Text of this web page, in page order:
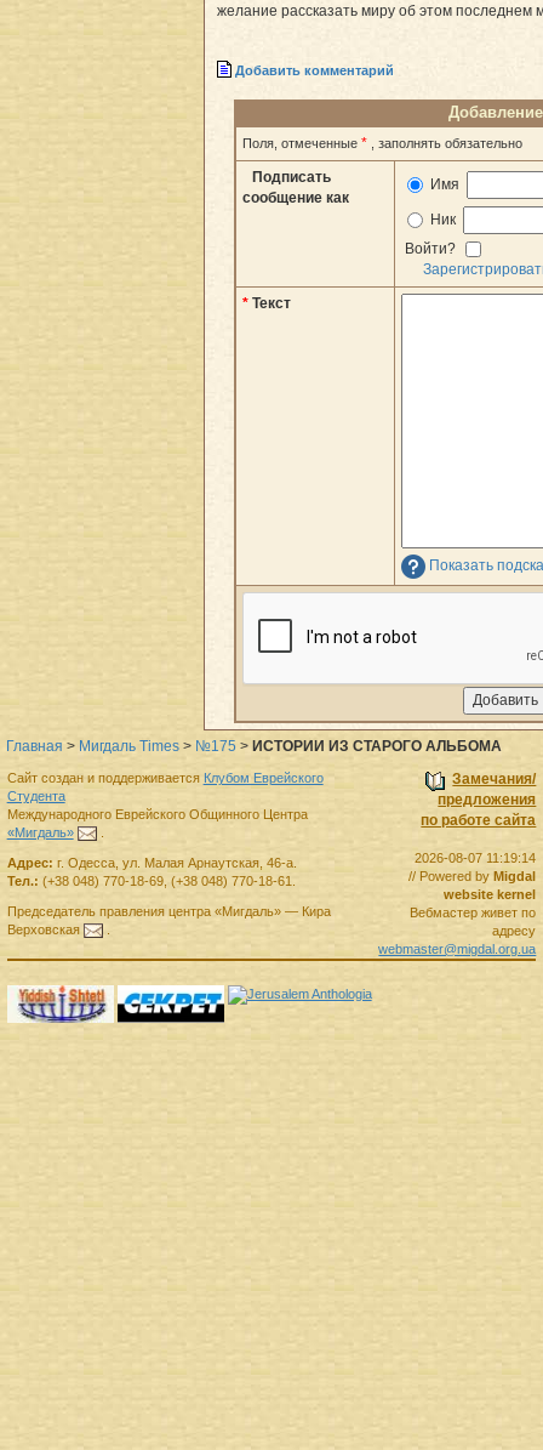
желание рассказать миру об этом
Добавить комментарий
Поля, отмеченные * , заполнять обязательно
Подписать
сообщение как
Имя
Ник
Войти?
* Текст
Показать
Главная > Мигдаль Times > №175 > ИСТОРИИ ИЗ СТАРОГО АЛЬБОМА
Замечания/
предложения
по работе сайта
2026-08-07 11:19:14
// Powered byMigdal
website kernel
Вебмастер живет по
адресу
webmaster@migdal.org.ua
Сайт создан и поддерживается Клубом Еврейского
Студента
Международного Еврейского Общинного Центра
«Мигдаль»
.
Адрес: г. Одесса, ул. Малая Арнаутская, 46-а.
Тел.: (+38 048) 770-18-69, (+38 048) 770-18-61
Председатель правленияцентра «Мигдаль»— Кира
Верховская
.